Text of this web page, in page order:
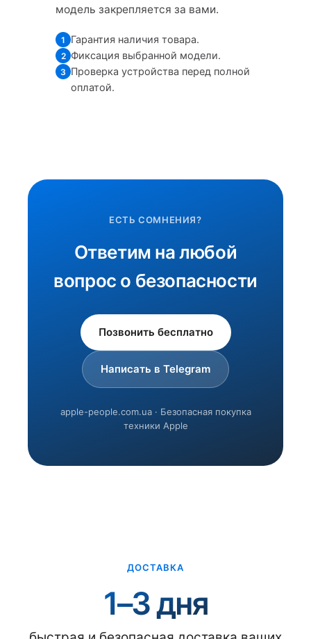
модель закрепляется за вами.
1 Гарантия наличия товара.
2 Фиксация выбранной модели.
3 Проверка устройства перед полной
оплатой.
ЕСТЬ СОМНЕНИЯ?
Ответим на любой
вопрос о безопасности
Позвонить бесплатно
Написать в Telegram
apple-people.com.ua · Безопасная покупка
техники Apple
ДОСТАВКА
1–3 дня